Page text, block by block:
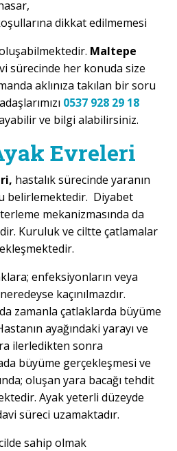
dikkat edilmemesi
Maltepe
sürecinde her konuda size
aklınıza takılan bir soru
0537 928 29 18
ve bilgi alabilirsiniz.
Evreleri
hastalık sürecinde yaranın
belirlemektedir. Diyabet
mekanizmasında da
Kuruluk ve ciltte çatlamalar
enfeksiyonların veya
kaçınılmazdır.
zamanla çatlaklarda büyüme
ayağındaki yarayı ve
ilerledikten sonra
büyüme gerçekleşmesi ve
oluşan yara bacağı tehdit
Ayak yeterli düzeyde
süreci uzamaktadır.
sahip olmak